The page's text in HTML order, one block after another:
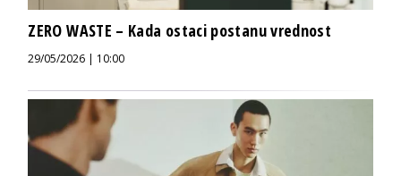
ZERO WASTE – Kada ostaci postanu vrednost
29/05/2026 | 10:00